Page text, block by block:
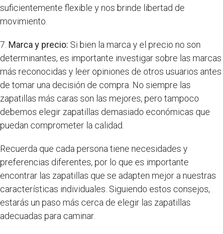
suficientemente flexible y nos brinde libertad de
movimiento.
7. Marca y precio: Si bien la marca y el precio no son
determinantes, es importante investigar sobre las marcas
más reconocidas y leer opiniones de otros usuarios antes
de tomar una decisión de compra. No siempre las
zapatillas más caras son las mejores, pero tampoco
debemos elegir zapatillas demasiado económicas que
puedan comprometer la calidad.
Recuerda que cada persona tiene necesidades y
preferencias diferentes, por lo que es importante
encontrar las zapatillas que se adapten mejor a nuestras
características individuales. Siguiendo estos consejos,
estarás un paso más cerca de elegir las zapatillas
adecuadas para caminar.